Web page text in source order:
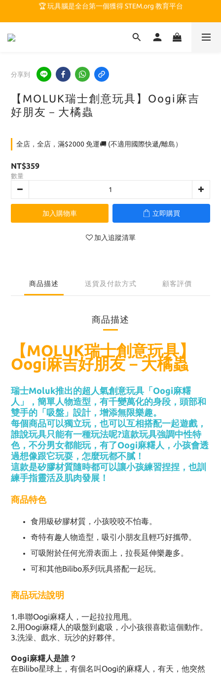
🏆 玩具腦是全台第一個獲得 STEM.org 教育平台
🏆 玩具腦是全台第一個獲得 STEM.org 教育平台
🍎 玩具腦最特別的 VIP 制度 👉
分享到
【MOLUK瑞士創意玩具】Oogi麻吉
好朋友－大橘蟲
全店，全店，滿$2000 免運🚚 (不適用國際快遞/離島）
NT$359
數量
加入購物車 立即購買
加入追蹤清單
商品描述 送貨及付款方式 顧客評價
商品描述
【MOLUK瑞士創意玩具】
Oogi麻吉好朋友－大橘蟲
瑞士Moluk推出的超人氣創意玩具「Oogi麻糬
人」，簡單人物造型，有千變萬化的身段，頭部和
雙手的「吸盤」設計，增添無限樂趣。
每個商品可以獨立玩，也可以互相搭配一起遊戲，
誰說玩具只能有一種玩法呢?這款玩具強調中性特
色，不分男女都能玩，有了Oogi麻糬人，小孩會透
過想像跟它玩耍，怎麼玩都不膩！
這款是矽膠材質隨時都可以讓小孩練習捏捏，也訓
練手指靈活及肌肉發展！
商品特色
食用級矽膠材質，小孩咬咬不怕毒。
奇特有趣人物造型，吸引小朋友且輕巧好攜帶。
可吸附於任何光滑表面上，拉長延伸樂趣多。
可和其他Bilibo系列玩具搭配一起玩。
商品玩法說明
1.串聯Oogi麻糬人，一起拉拉甩甩。
2.用 Oogi麻糬人的吸盤到處吸，小小孩很喜歡這個動作。
3.洗澡、戲水、玩沙的好夥伴。
Oogi麻糬人是誰？
在Bilibo星球上，有個名叫 Oogi的麻糬人，有天，他突然